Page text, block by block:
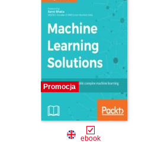
Promocja
ebook